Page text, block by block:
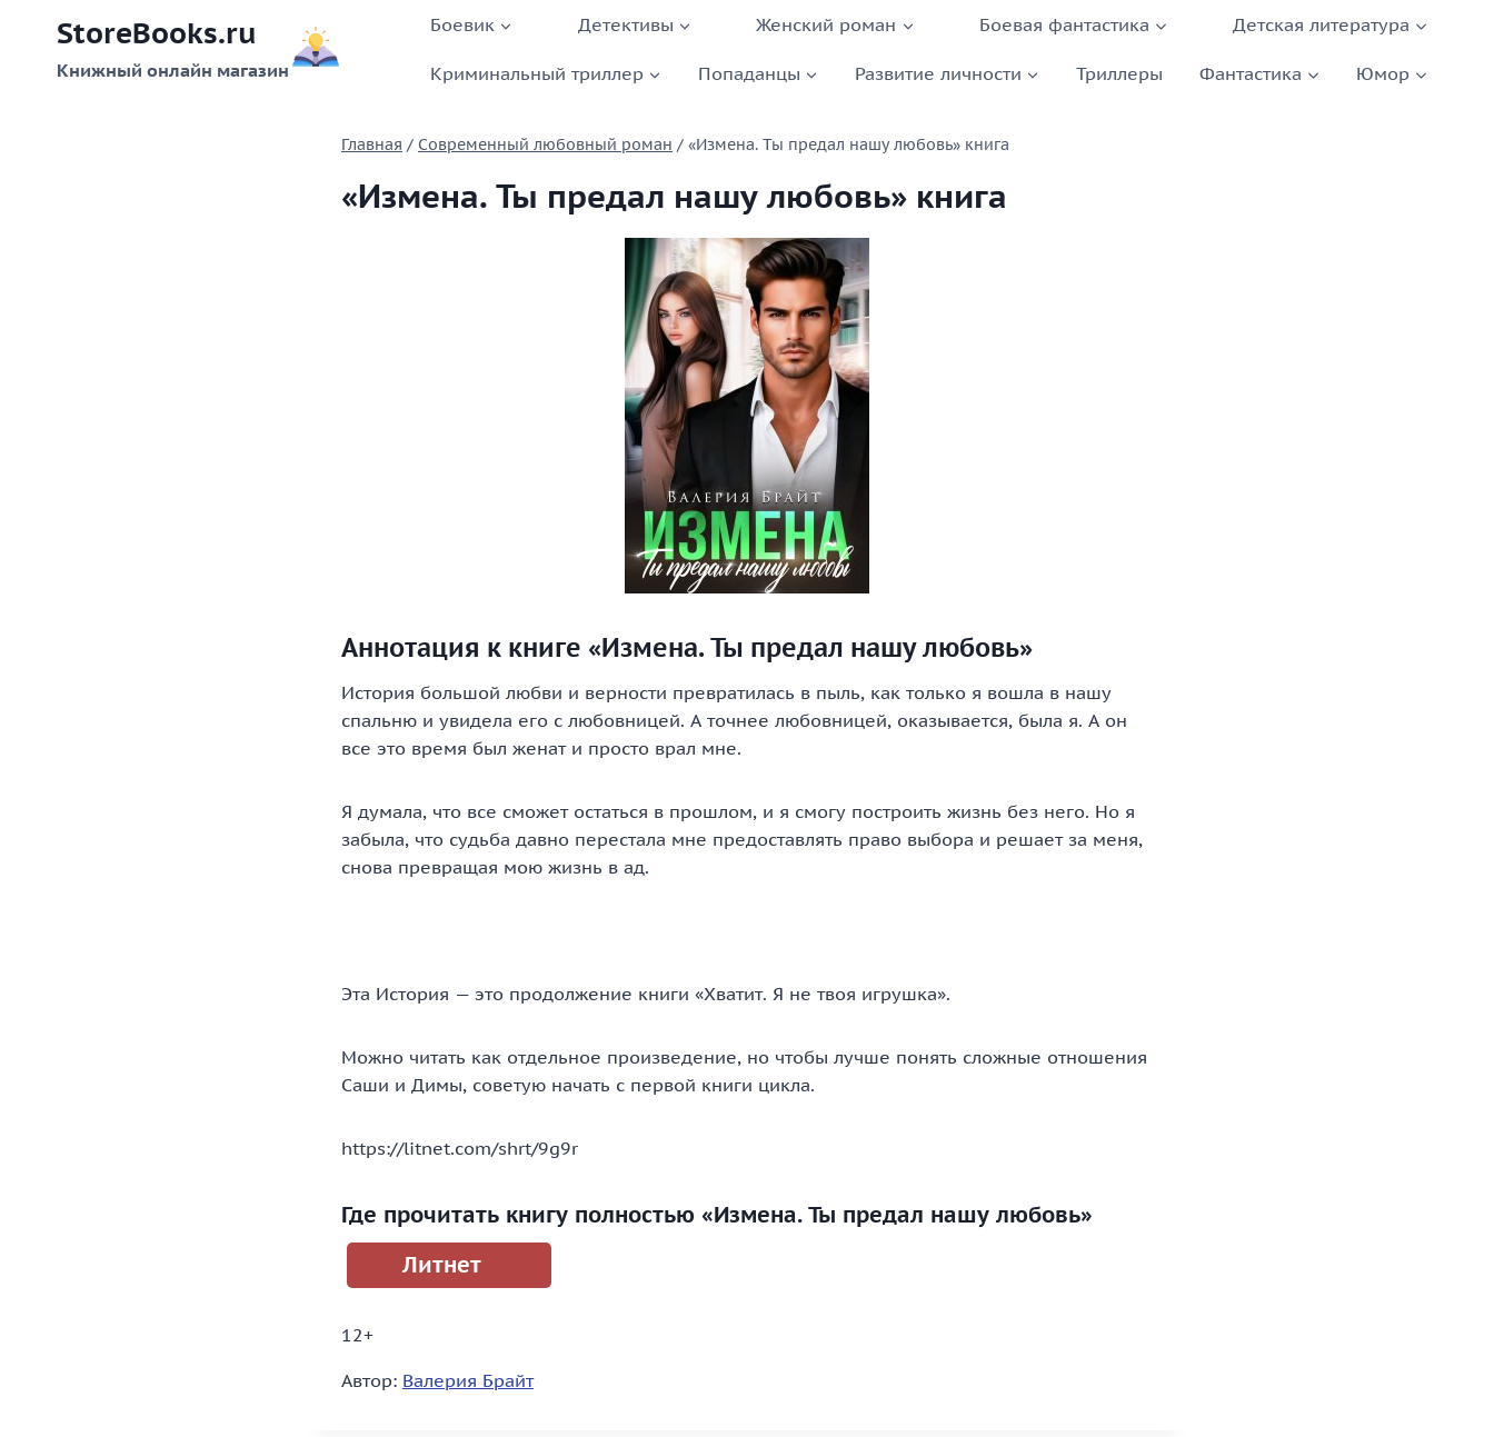
содержимому
StoreBooks.ru
Книжный онлайн магазин
Боевик Детективы Женский роман Боевая фантастика Детская литература
Криминальный триллер Попаданцы Развитие личности Триллеры Фантастика Юмор
Главная / Современный любовный роман / «Измена. Ты предал нашу любовь» книга
«Измена. Ты предал нашу любовь» книга
Аннотация к книге «Измена. Ты предал нашу любовь»
История большой любви и верности превратилась в пыль, как только я вошла в нашу
спальню и увидела его с любовницей. А точнее любовницей, оказывается, была я. А он
все это время был женат и просто врал мне.
Я думала, что все сможет остаться в прошлом, и я смогу построить жизнь без него. Но я
забыла, что судьба давно перестала мне предоставлять право выбора и решает за меня,
снова превращая мою жизнь в ад.
Эта История — это продолжение книги «Хватит. Я не твоя игрушка».
Можно читать как отдельное произведение, но чтобы лучше понять сложные отношения
Саши и Димы, советую начать с первой книги цикла.
https://litnet.com/shrt/9g9r
Где прочитать книгу полностью «Измена. Ты предал нашу любовь»
Литнет
12+
Автор: Валерия Брайт